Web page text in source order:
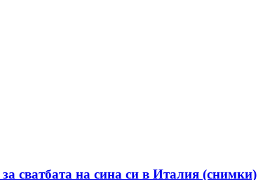
сватбата на сина си в Италия (снимки)